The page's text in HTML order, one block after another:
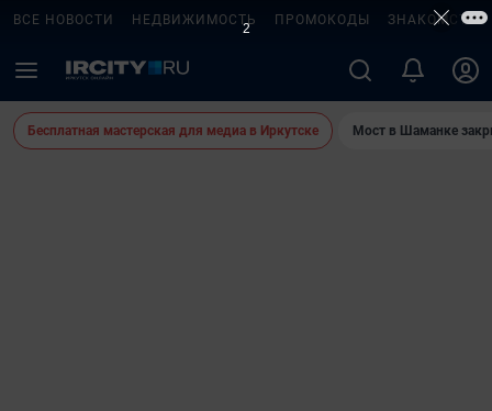
ВСЕ НОВОСТИ НЕДВИЖИМОСТЬ ПРОМОКОДЫ ЗНАКОМСТВА
Бесплатная мастерская для медиа в Иркутске Мост в Шаманке